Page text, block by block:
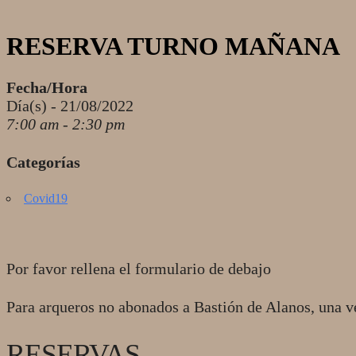
RESERVA TURNO MAÑANA
Fecha/Hora
Día(s) - 21/08/2022
7:00 am - 2:30 pm
Categorías
Covid19
Por favor rellena el formulario de debajo
Para arqueros no abonados a Bastión de Alanos,